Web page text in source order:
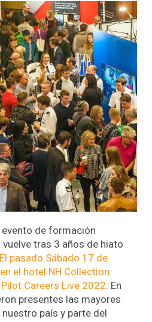
de formación
tras 3 años de hiato
El pasado Sábado 17 de
el hotel NH Collection
Careers Live 2022. En
presentes las mayores
país y parte del